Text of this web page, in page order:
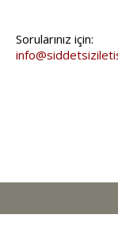
Sorularınız için: